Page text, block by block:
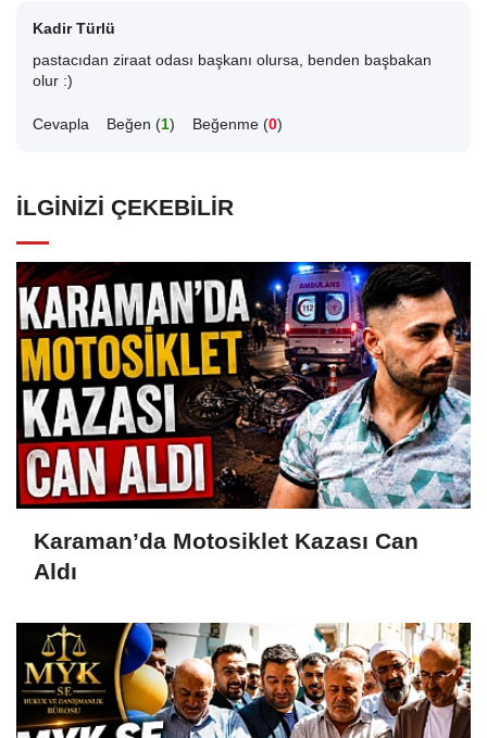
Kadir Türlü
pastacıdan ziraat odası başkanı olursa, benden başbakan
olur :)
Cevapla Beğen (1) Beğenme (0)
İLGINIZI ÇEKEBILIR
Karaman’da Motosiklet Kazası Can
Aldı